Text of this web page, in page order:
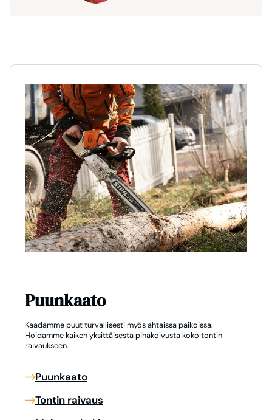
Puunkaato
Kaadamme puut turvallisesti myös ahtaissa paikoissa.
Hoidamme kaiken yksittäisestä pihakoivusta koko tontin
raivaukseen.
Puunkaato
Tontin raivaus